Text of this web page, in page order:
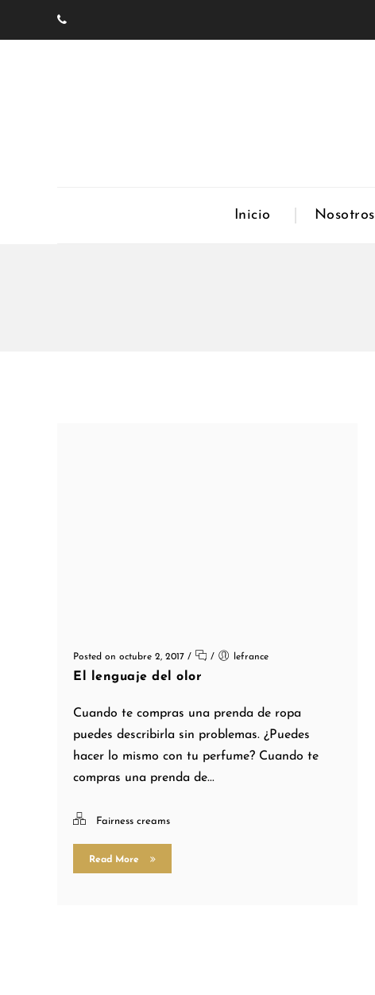
Inicio Nosotros
Posted on octubre 2, 2017 / / lefrance
El lenguaje del olor
Cuando te compras una prenda de ropa
puedes describirla sin problemas. ¿Puedes
hacer lo mismo con tu perfume? Cuando te
compras una prenda de...
Fairness creams
Read More